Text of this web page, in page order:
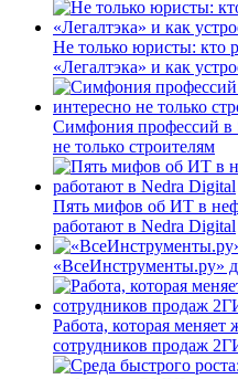
Не только юристы: кто
«Легалтэка» и как
Симфония профессий в
не только строителям
Пять мифов об ИТ в
работают в Nedra Digital
«ВсеИнструменты.ру»
Работа, которая
сотрудников продаж